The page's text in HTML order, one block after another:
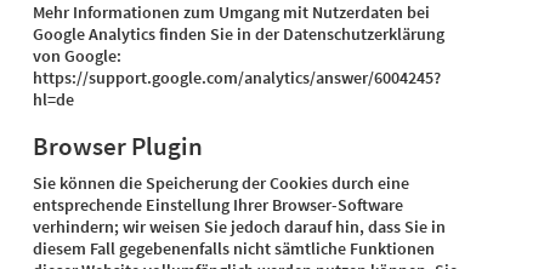
Mehr Informationen zum Umgang mit Nutzerdaten bei
Google Analytics finden Sie in der Datenschutzerklärung
von Google:
https://support.google.com/analytics/answer/6004245?
hl=de
Browser Plugin
Sie können die Speicherung der Cookies durch eine
entsprechende Einstellung Ihrer Browser-Software
verhindern; wir weisen Sie jedoch darauf hin, dass Sie in
diesem Fall gegebenenfalls nicht sämtliche Funktionen